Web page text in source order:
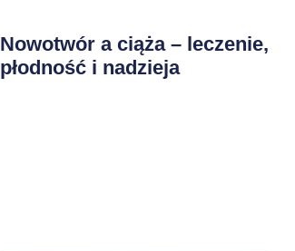
Nowotwór a ciąża – leczenie,
płodność i nadzieja